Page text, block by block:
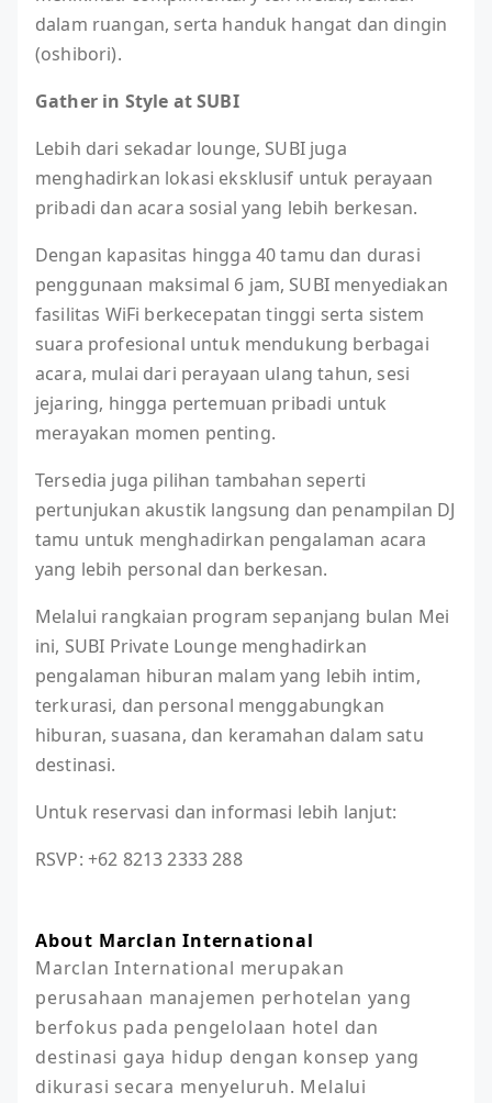
dalam ruangan, serta handuk hangat dan dingin
(oshibori).
Gather in Style at SUBI
Lebih dari sekadar lounge, SUBI juga
menghadirkan lokasi eksklusif untuk perayaan
pribadi dan acara sosial yang lebih berkesan.
Dengan kapasitas hingga 40 tamu dan durasi
penggunaan maksimal 6 jam, SUBI menyediakan
fasilitas WiFi berkecepatan tinggi serta sistem
suara profesional untuk mendukung berbagai
acara, mulai dari perayaan ulang tahun, sesi
jejaring, hingga pertemuan pribadi untuk
merayakan momen penting.
Tersedia juga pilihan tambahan seperti
pertunjukan akustik langsung dan penampilan DJ
tamu untuk menghadirkan pengalaman acara
yang lebih personal dan berkesan.
Melalui rangkaian program sepanjang bulan Mei
ini, SUBI Private Lounge menghadirkan
pengalaman hiburan malam yang lebih intim,
terkurasi, dan personal menggabungkan
hiburan, suasana, dan keramahan dalam satu
destinasi.
Untuk reservasi dan informasi lebih lanjut:
RSVP: +62 8213 2333 288
About Marclan International
Marclan International merupakan
perusahaan manajemen perhotelan yang
berfokus pada pengelolaan hotel dan
destinasi gaya hidup dengan konsep yang
dikurasi secara menyeluruh. Melalui